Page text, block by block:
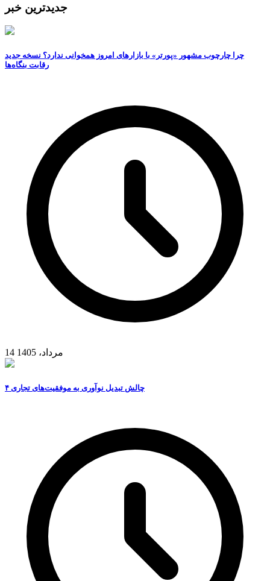
جدیدترین خبر
چرا چارچوب مشهور «پورتر» با بازارهای امروز همخوانی ندارد؟ نسخه جدید
رقابت‌ بنگاه‌ها
14 مرداد، 1405
۴ چالش تبدیل نوآوری به موفقیت‌های تجاری